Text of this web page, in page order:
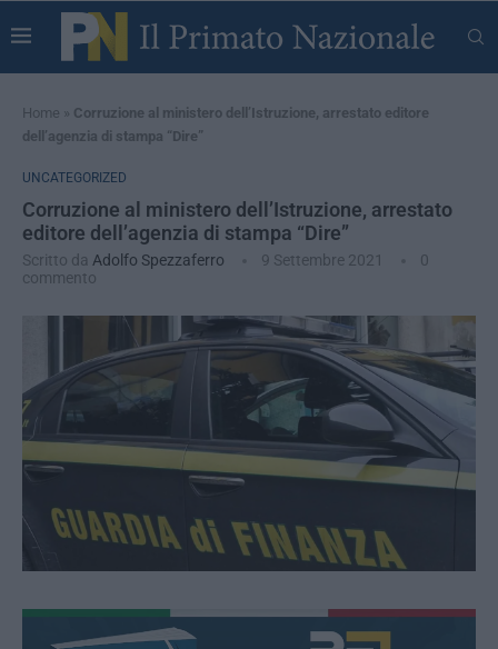
Home » Corruzione al ministero dell’Istruzione, arrestato editore
dell’agenzia di stampa “Dire”
UNCATEGORIZED
Corruzione al ministero dell’Istruzione, arrestato
editore dell’agenzia di stampa “Dire”
Scritto da Adolfo Spezzaferro 9 Settembre 2021
0
commento